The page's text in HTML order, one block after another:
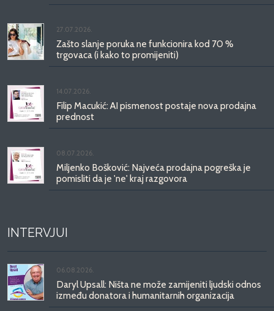
27.07.2026.
Zašto slanje poruka ne funkcionira kod 70 %
trgovaca (i kako to promijeniti)
14.07.2026.
Filip Macukić: AI pismenost postaje nova prodajna
prednost
08.07.2026.
Miljenko Bošković: Najveća prodajna pogreška je
pomisliti da je 'ne' kraj razgovora
INTERVJUI
06.08.2026.
Daryl Upsall: Ništa ne može zamijeniti ljudski odnos
između donatora i humanitarnih organizacija